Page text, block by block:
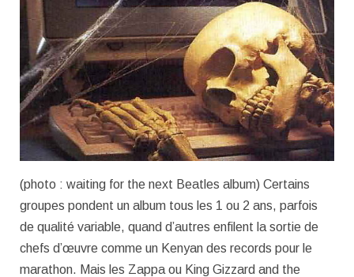
(photo : waiting for the next Beatles album) Certains
groupes pondent un album tous les 1 ou 2 ans, parfois
de qualité variable, quand d’autres enfilent la sortie de
chefs d’œuvre comme un Kenyan des records pour le
marathon. Mais les Zappa ou King Gizzard and the